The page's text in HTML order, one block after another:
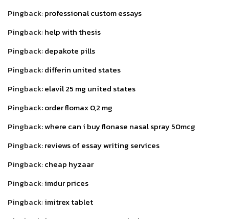
Pingback:professional custom essays
Pingback:help with thesis
Pingback:depakote pills
Pingback:differin united states
Pingback:elavil 25 mg united states
Pingback:order flomax 0,2 mg
Pingback:where can i buy flonase nasal spray 50mcg
Pingback:reviews of essay writing services
Pingback:cheap hyzaar
Pingback:imdur prices
Pingback:imitrex tablet